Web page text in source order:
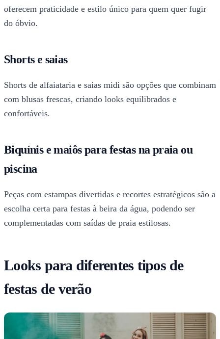
oferecem praticidade e estilo único para quem quer fugir
do óbvio.
Shorts e saias
Shorts de alfaiataria e saias midi são opções que combinam
com blusas frescas, criando looks equilibrados e
confortáveis.
Biquínis e maiôs para festas na praia ou
piscina
Peças com estampas divertidas e recortes estratégicos são a
escolha certa para festas à beira da água, podendo ser
complementadas com saídas de praia estilosas.
Looks para diferentes tipos de
festas de verão